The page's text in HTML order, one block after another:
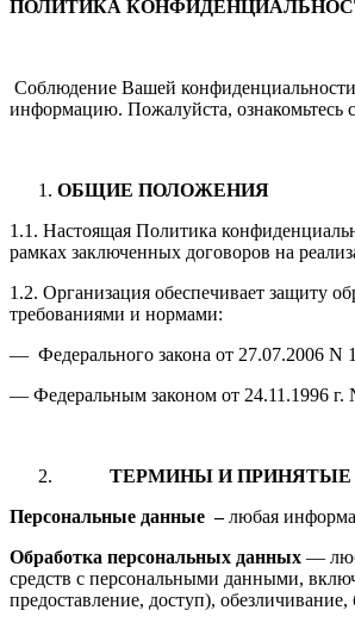
ПОЛИТИКА
Соблюдение Вашей
информацию. Пожалуйста, ознакомьтесь
ОБЩИЕ ПОЛОЖЕНИЯ
1.1. Настоящая Политика
рамках заключенных договоров на
1.2. Организация обеспечивает защиту
требованиями и нормами:
— Федерального закона от 27.07.2006
— Федеральным законом от 24.11.1996 г.
ТЕРМИНЫ И
Персональные данные –любая
Обработка персональных данных —
средств с персональными данными,
предоставление, доступ),